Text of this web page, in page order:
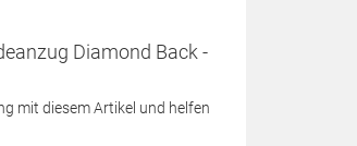
Diamond Back -
mit diesem Artikel und helfen